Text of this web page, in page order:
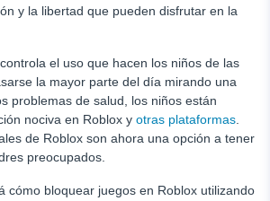
y la libertad que pueden disfrutar en la
el uso que hacen los niños de las
la mayor parte del día mirando una
problemas de salud, los niños están
nociva en Roblox y otras plataformas
de Roblox son ahora una opción a tener
preocupados.
cómo bloquear juegos en Roblox utilizando